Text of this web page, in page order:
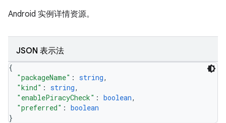
Android 实例详情资源。
JSON 表示法
{
"packageName" : string,
"kind" : string,
"enablePiracyCheck" : boolean,
"preferred" : boolean
}